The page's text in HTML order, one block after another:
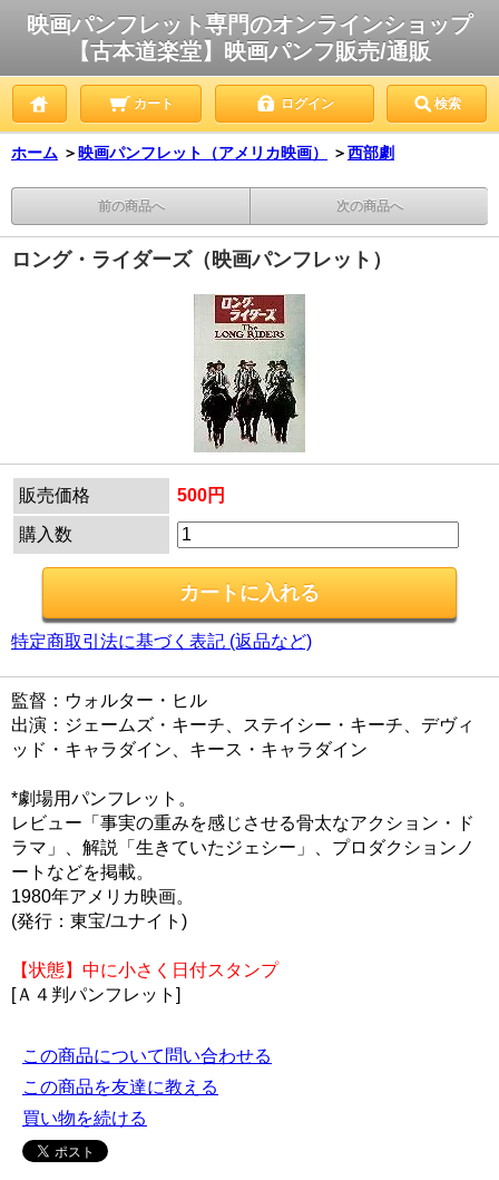
映画パンフレット専門のオンラインショップ
【古本道楽堂】映画パンフ販売/通販
カート ログイン 検索
ホーム ＞ 映画パンフレット（アメリカ映画） ＞西部劇
前の商品へ 次の商品へ
ロング・ライダーズ（映画パンフレット）
販売価格 500円
購入数
特定商取引法に基づく表記 (返品など)
監督：ウォルター・ヒル
出演：ジェームズ・キーチ、ステイシー・キーチ、デヴィ
ッド・キャラダイン、キース・キャラダイン
*劇場用パンフレット。
レビュー「事実の重みを感じさせる骨太なアクション・ド
ラマ」、解説「生きていたジェシー」、プロダクションノ
ートなどを掲載。
1980年アメリカ映画。
(発行：東宝/ユナイト)
【状態】中に小さく日付スタンプ
[Ａ４判パンフレット]
この商品について問い合わせる
この商品を友達に教える
買い物を続ける